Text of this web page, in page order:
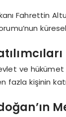
Fahrettin
ve
kişinin